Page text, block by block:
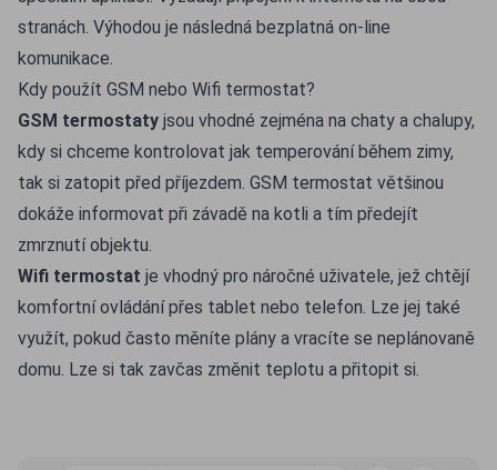
stranách. Výhodou je následná bezplatná on-line
komunikace.
Kdy použít GSM nebo Wifi termostat?
GSM termostaty jsou vhodné zejména na chaty a chalupy,
kdy si chceme kontrolovat jak temperování během zimy,
tak si zatopit před příjezdem. GSM termostat většinou
dokáže informovat při závadě na kotli a tím předejít
zmrznutí objektu.
Wifi termostat je vhodný pro náročné uživatele, jež chtějí
komfortní ovládání přes tablet nebo telefon. Lze jej také
využít, pokud často měníte plány a vracíte se neplánovaně
domu. Lze si tak zavčas změnit teplotu a přitopit si.